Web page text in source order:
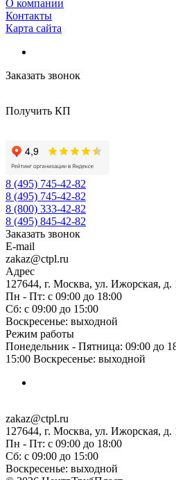
О компании
Контакты
Карта сайта
Заказать звонок
Получить КП
8 (495) 745-42-82
8 (495) 745-42-82
8 (800) 333-42-82
8 (495) 845-42-82
Заказать звонок
E-mail
zakaz@ctpl.ru
Адрес
127644, г. Москва, ул. Ижорская,
Пн - Пт: с 09:00 до 18:00
Сб: с 09:00 до 15:00
Воскресенье: выходной
Режим работы
Понедельник - Пятница: 09:00 до
15:00 Воскресенье: выходной
zakaz@ctpl.ru
127644, г. Москва, ул. Ижорская,
Пн - Пт: с 09:00 до 18:00
Сб: с 09:00 до 15:00
Воскресенье: выходной